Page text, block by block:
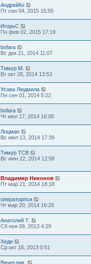
АндрейКо
Пт сен 04, 2015 15:55
ИгорьС
Пн фев 02, 2015 17:19
bofara
Вс дек 21, 2014 11:07
Тимур М.
Вт окт 28, 2014 13:53
Усова Людмила
Пн сен 01, 2014 5:22
bofara
Чт июл 17, 2014 16:00
Лоцман
Вс июл 13, 2014 17:39
Тимур ТСВ
Вс июн 22, 2014 12:58
Владимир Никонов
Пт мар 21, 2014 18:18
операторпси
Чт мар 20, 2014 16:29
Анатолий Т.
Сб ноя 09, 2013 4:29
Хеди
Ср окт 16, 2013 0:51
Вячеслав.